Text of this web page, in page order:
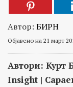
Автор: БИРН
Објавено на 21 март
Автори: Курт
Insight |